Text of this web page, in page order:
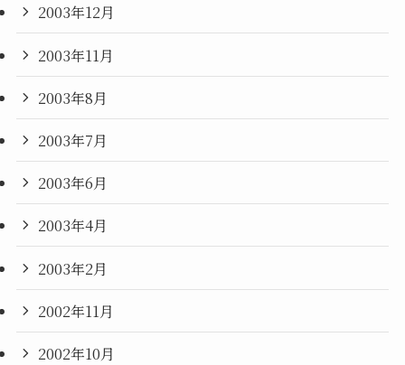
2003年12月
2003年11月
2003年8月
2003年7月
2003年6月
2003年4月
2003年2月
2002年11月
2002年10月